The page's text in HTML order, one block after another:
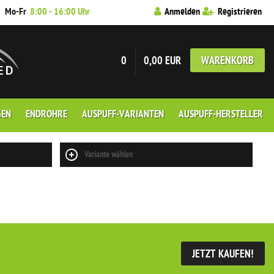
Mo-Fr 8:00 - 16:00 Uhr Anmelden Registrieren
0 0,00 EUR WARENKORB
ENDROHRE AUSPUFF-VARIANTEN AUSPUFF-HERSTELLER
Variante wählen
JETZT KAUFEN!